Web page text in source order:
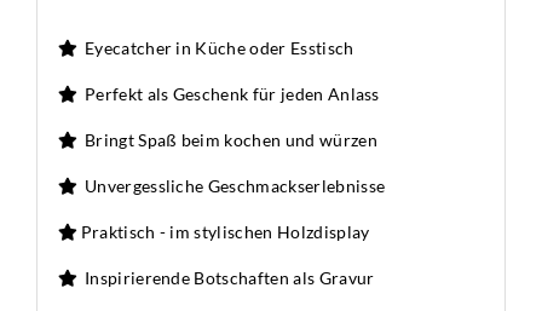
Eyecatcher in Küche oder Esstisch
Perfekt als Geschenk für jeden Anlass
Bringt Spaß beim kochen und würzen
Unvergessliche Geschmackserlebnisse
Praktisch - im stylischen Holzdisplay
Inspirierende Botschaften als Gravur